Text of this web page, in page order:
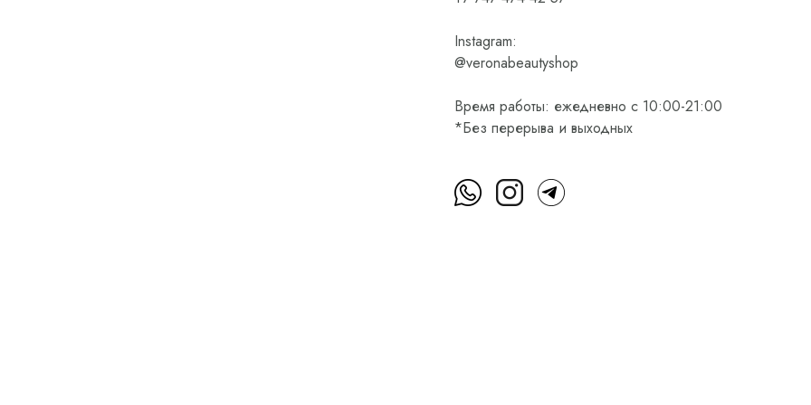
Instagram:
@veronabeautyshop
Время работы: ежедневно с 10:00-21:00
*Без перерыва и выходных